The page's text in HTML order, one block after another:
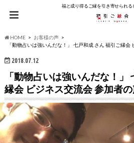
福と成り得るご縁を引き寄せられる
HOME
お客様の声
「動物占いは強いんだな！」 七戸和成 さん 福引ご縁会
2018.07.12
「動物占いは強いんだな！」
縁会 ビジネス交流会 参加者